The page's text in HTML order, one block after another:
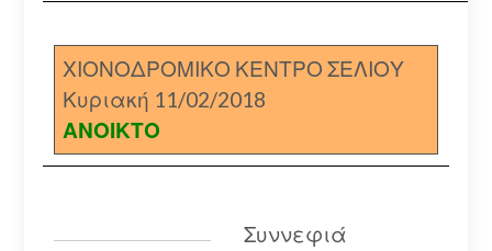
ΧΙΟΝΟΔΡΟΜΙΚΟ ΚΕΝΤΡΟ ΣΕΛΙΟΥ
Κυριακή 11/02/2018
ΑΝΟΙΚΤΟ
Συννεφιά